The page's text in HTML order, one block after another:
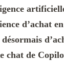
d’achat
chat de